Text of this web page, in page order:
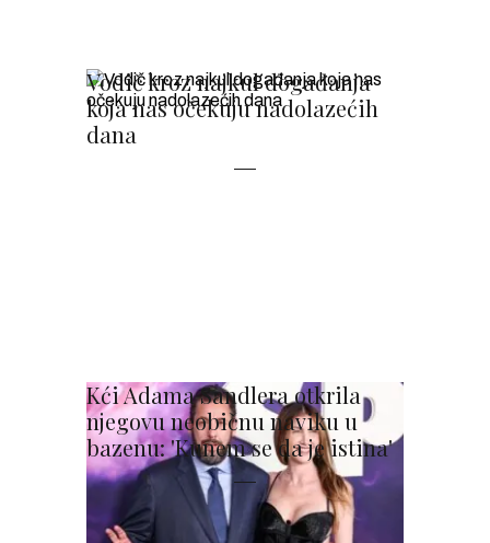
Vodič kroz najkul događanja
koja nas očekuju nadolazećih
dana
Kći Adama Sandlera otkrila
njegovu neobičnu naviku u
bazenu: 'Kunem se da je istina'